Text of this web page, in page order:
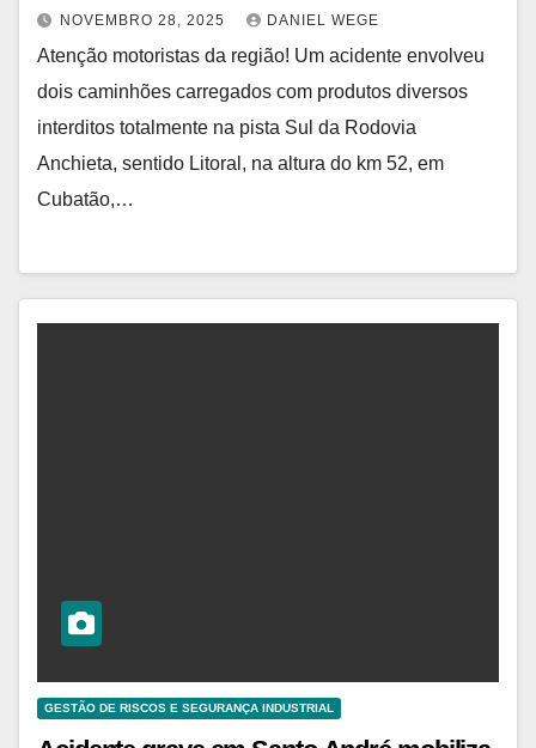
NOVEMBRO 28, 2025 DANIEL WEGE
Atenção motoristas da região! Um acidente envolveu
dois caminhões carregados com produtos diversos
interditos totalmente na pista Sul da Rodovia
Anchieta, sentido Litoral, na altura do km 52, em
Cubatão,…
GESTÃO DE RISCOS E SEGURANÇA INDUSTRIAL